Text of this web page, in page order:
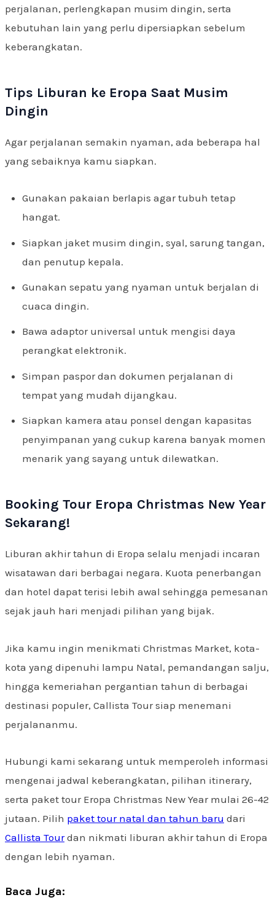
perjalanan, perlengkapan musim dingin, serta
kebutuhan lain yang perlu dipersiapkan sebelum
keberangkatan.
Tips Liburan ke Eropa Saat Musim
Dingin
Agar perjalanan semakin nyaman, ada beberapa hal
yang sebaiknya kamu siapkan.
Gunakan pakaian berlapis agar tubuh tetap
hangat.
Siapkan jaket musim dingin, syal, sarung tangan,
dan penutup kepala.
Gunakan sepatu yang nyaman untuk berjalan di
cuaca dingin.
Bawa adaptor universal untuk mengisi daya
perangkat elektronik.
Simpan paspor dan dokumen perjalanan di
tempat yang mudah dijangkau.
Siapkan kamera atau ponsel dengan kapasitas
penyimpanan yang cukup karena banyak momen
menarik yang sayang untuk dilewatkan.
Booking Tour Eropa Christmas New Year
Sekarang!
Liburan akhir tahun di Eropa selalu menjadi incaran
wisatawan dari berbagai negara. Kuota penerbangan
dan hotel dapat terisi lebih awal sehingga pemesanan
sejak jauh hari menjadi pilihan yang bijak.
Jika kamu ingin menikmati Christmas Market, kota-
kota yang dipenuhi lampu Natal, pemandangan salju,
hingga kemeriahan pergantian tahun di berbagai
destinasi populer, Callista Tour siap menemani
perjalananmu.
Hubungi kami sekarang untuk memperoleh informasi
mengenai jadwal keberangkatan, pilihan itinerary,
serta paket tour Eropa Christmas New Year mulai 26-42
jutaan. Pilih paket tour natal dan tahun baru dari
Callista Tourdan nikmati liburan akhir tahun di Eropa
dengan lebih nyaman.
Baca Juga: